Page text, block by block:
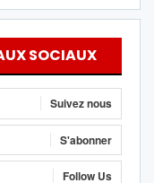
SOCIAUX
Suivez nous
S'abonner
Follow Us